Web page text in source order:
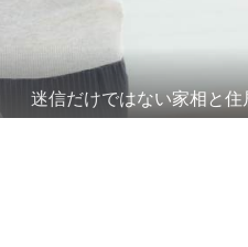
迷信だけではない家相と